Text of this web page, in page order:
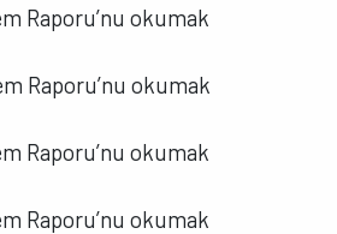
Raporu’nu okumak
Raporu’nu okumak
Raporu’nu okumak
Raporu’nu okumak